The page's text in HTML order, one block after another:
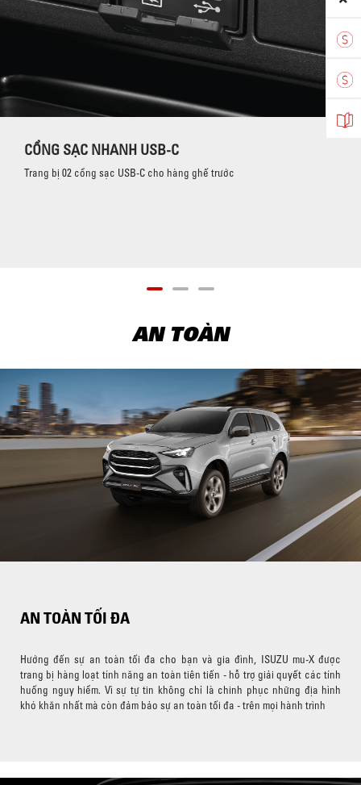
CỔNG SẠC NHANH USB-C
Trang bị 02 cổng sạc USB-C cho hàng ghế trước
AN TOÀN
AN TOÀN TỐI ĐA
Hướng đến sự an toàn tối đa cho bạn và gia đình, ISUZU mu-X được
trang bị hàng loạt tính năng an toàn tiên tiến - hỗ trợ giải quyết các tính
huống nguy hiểm. Vì sự tự tin không chỉ là chinh phục những địa hình
khó khăn nhất mà còn đảm bảo sự an toàn tối đa - trên mọi hành trình